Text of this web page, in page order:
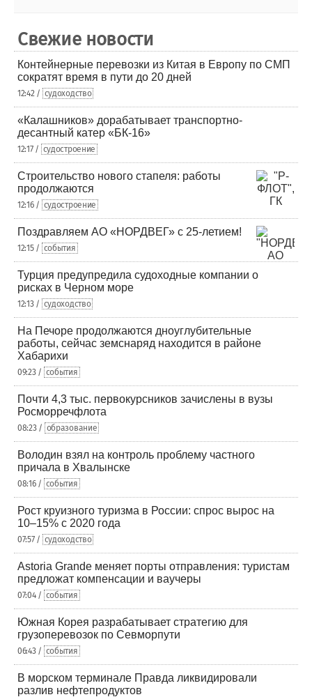
Свежие новости
Контейнерные перевозки из Китая в Европу по СМП
сократят время в пути до 20 дней
12:42 / судоходство
«Калашников» дорабатывает транспортно-
десантный катер «БК-16»
12:17 / судостроение
Строительство нового стапеля: работы
продолжаются
12:16 / судостроение
Поздравляем АО «НОРДВЕГ» с 25-летием!
12:15 / события
Турция предупредила судоходные компании о
рисках в Черном море
12:13 / судоходство
На Печоре продолжаются дноуглубительные
работы, сейчас земснаряд находится в районе
Хабарихи
09:23 / события
Почти 4,3 тыс. первокурсников зачислены в вузы
Росморречфлота
08:23 / образование
Володин взял на контроль проблему частного
причала в Хвалынске
08:16 / события
Рост круизного туризма в России: спрос вырос на
10–15% с 2020 года
07:57 / судоходство
Astoria Grande меняет порты отправления: туристам
предложат компенсации и ваучеры
07:04 / события
Южная Корея разрабатывает стратегию для
грузоперевозок по Севморпути
06:43 / события
В морском терминале Правда ликвидировали
разлив нефтепродуктов